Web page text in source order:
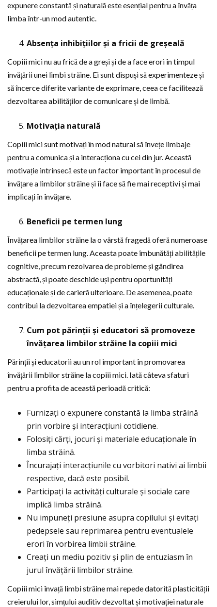
expunere constantă și naturală este esențial pentru a învăța
limba într-un mod autentic.
Absența inhibițiilor și a fricii de greșeală
Copiii mici nu au frică de a greși și de a face erori în timpul
învățării unei limbi străine. Ei sunt dispuși să experimenteze și
să încerce diferite variante de exprimare, ceea ce facilitează
dezvoltarea abilităților de comunicare și de limbă.
Motivația naturală
Copiii mici sunt motivați în mod natural să învețe limbaje
pentru a comunica și a interacționa cu cei din jur. Această
motivație intrinsecă este un factor important în procesul de
învățare a limbilor străine și îi face să fie mai receptivi și mai
implicați în învățare.
Beneficii pe termen lung
Învățarea limbilor străine la o vârstă fragedă oferă numeroase
beneficii pe termen lung. Aceasta poate îmbunătăți abilitățile
cognitive, precum rezolvarea de probleme și gândirea
abstractă, și poate deschide uși pentru oportunități
educaționale și de carieră ulterioare. De asemenea, poate
contribui la dezvoltarea empatiei și a înțelegerii culturale.
Cum pot părinții și educatori să promoveze
învățarea limbilor străine la copiii mici
Părinții și educatorii au un rol important în promovarea
învățării limbilor străine la copiii mici. Iată câteva sfaturi
pentru a profita de această perioadă critică:
Furnizați o expunere constantă la limba străină
prin vorbire și interacțiuni cotidiene.
Folosiți cărți, jocuri și materiale educaționale în
limba străină.
Încurajați interacțiunile cu vorbitori nativi ai limbii
respective, dacă este posibil.
Participați la activități culturale și sociale care
implică limba străină.
Nu impuneți presiune asupra copilului și evitați
pedepsele sau reprimarea pentru eventualele
erori în vorbirea limbii străine.
Creați un mediu pozitiv și plin de entuziasm în
jurul învățării limbilor străine.
Copiii mici învață limbi străine mai repede datorită plasticității
creierului lor, simțului auditiv dezvoltat și motivației naturale